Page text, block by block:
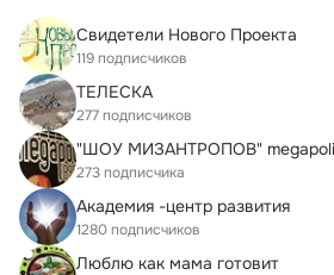
Свидетели Нового Проекта
119 подписчиков
ТЕЛЕСКА
277 подписчиков
"ШОУ МИЗАНТРОПОВ"
273 подписчика
Академия -центр развития
1280 подписчиков
Люблю как мама готовит